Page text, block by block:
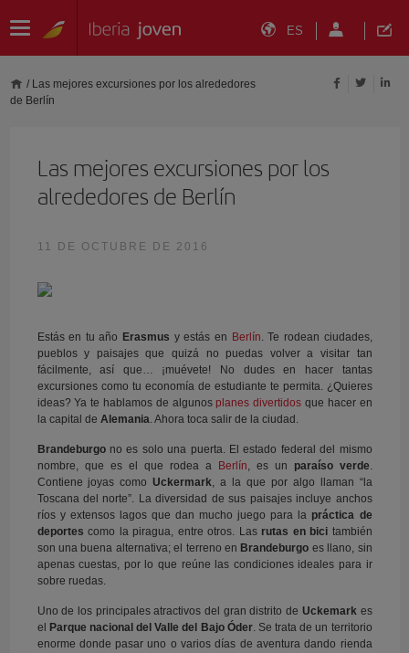
ES
/ Las mejores excursiones por los alrededores
de Berlín
Las mejores excursiones por los
alrededores de Berlín
11 DE OCTUBRE DE 2016
Estás en tu año Erasmus y estás en Berlín. Te rodean ciudades,
pueblos y paisajes que quizá no puedas volver a visitar tan
fácilmente, así que… ¡muévete! No dudes en hacer tantas
excursiones como tu economía de estudiante te permita. ¿Quieres
ideas? Ya te hablamos de algunosplanes divertidos que hacer en
la capital de Alemania. Ahora toca salir de la ciudad.
Brandeburgo no es solo una puerta. El estado federal del mismo
nombre, que es el que rodea a
Berlín, es un paraíso verde.
Contiene joyas comoUckermark, a la que por algo llaman “la
Toscana del norte”. La diversidad de sus paisajes incluye anchos
ríos y extensos lagos que dan mucho juego para la práctica de
deportes como la piragua, entre otros. Las rutas en bici también
son una buena alternativa; el terreno en Brandeburgo es llano, sin
apenas cuestas, por lo que reúne las condiciones ideales para ir
sobre ruedas.
Uno de los principales atractivos del gran distrito de Uckemarkes
el
Parque nacional del Valle del Bajo Óder. Se trata de un territorio
enorme donde pasar uno o varios días de aventura dando rienda